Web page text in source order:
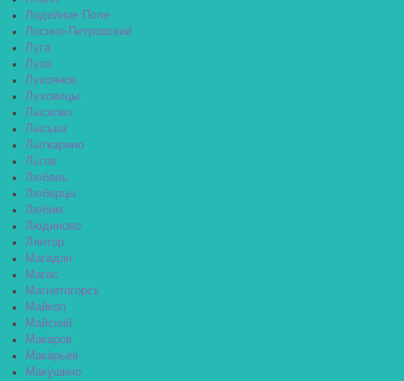
Лодейное Поле
Лосино-Петровский
Луга
Луза
Лукоянов
Луховицы
Лысково
Лысьва
Лыткарино
Льгов
Любань
Люберцы
Любим
Людиново
Лянтор
Магадан
Магас
Магнитогорск
Майкоп
Майский
Макаров
Макарьев
Макушино